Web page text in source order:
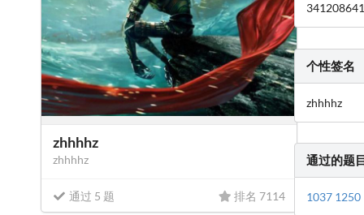
zhhhhz
zhhhhz
通过 5 题 排名 7114
个性签名
zhhhhz
通过的题
1037 1250